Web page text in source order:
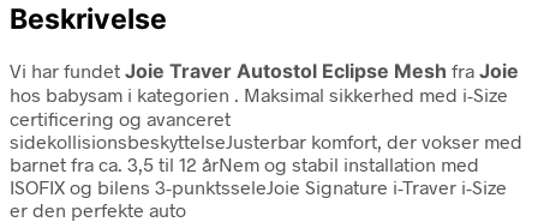
Beskrivelse
Vi har fundet Joie Traver Autostol Eclipse Mesh fra Joie
hos babysam i kategorien . Maksimal sikkerhed med i-Size
certificering og avanceret
sidekollisionsbeskyttelseJusterbar komfort, der vokser med
barnet fra ca. 3,5 til 12 årNem og stabil installation med
ISOFIX og bilens 3-punktsseleJoie Signature i-Traver i-Size
er den perfekte auto